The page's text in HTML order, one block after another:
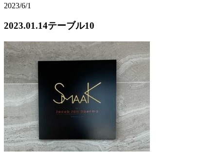
2023/6/1
2023.01.14テーブル10